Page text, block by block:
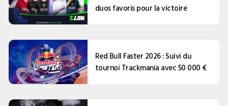
duos favoris pour la victoire
Red Bull Faster 2026 : Suivi du
tournoi Trackmania avec 50 000 €